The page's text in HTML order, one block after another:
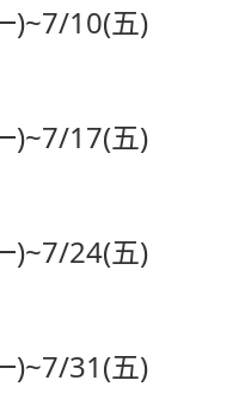
)~7/10(五)
)~7/17(五)
)~7/24(五)
)~7/31(五)